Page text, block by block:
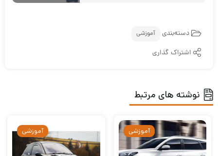
دسته‌بندی آموزشی
اشتراک گذاری
نوشته های مرتبط
آموزشی آموزشی